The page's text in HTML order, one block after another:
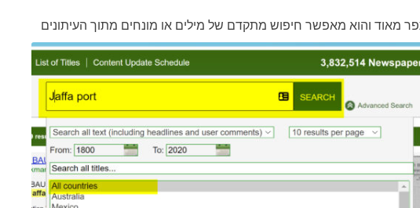
מאוד והוא מאפשר חיפוש מתקדם של מילים או מונחים מתוך העיתונים